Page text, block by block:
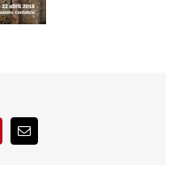
PinterestCorreo
electrónico